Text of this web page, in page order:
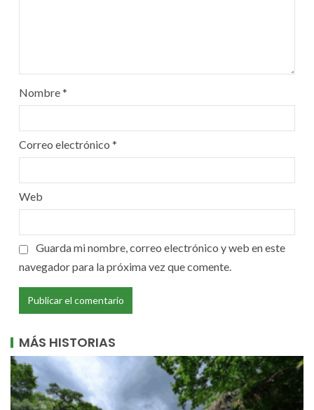
Nombre*
Correo electrónico *
Web
Guarda mi nombre, correo electrónico y web en este
navegador para la próxima vez que comente.
MÁS HISTORIAS